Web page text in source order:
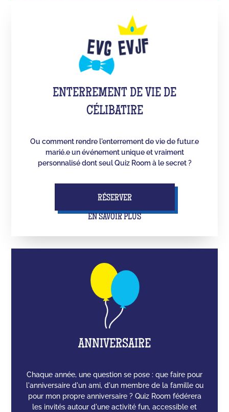
ENTERREMENT DE VIE DE
CÉLIBATIRE
Ou comment rendre l'enterrement de vie de futur.e
marié.e un événement unique et vraiment
personnalisé dont seul Quiz Room à le secret ?
RÉSERVER
EN SAVOIR PLUS
ANNIVERSAIRE
Chaque année, une question se pose : que faire pour
l'anniversaire d'un ami, d'un membre de la famille ou
pour mon propre anniversaire ? Quiz Room fédérera
les invités autour d'une activité fun, accessible et